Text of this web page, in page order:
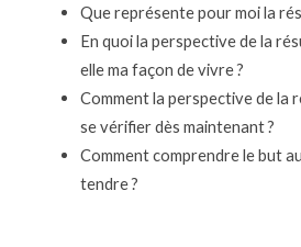
Que représente pour moi la
En quoi la perspective de la
elle ma façon de vivre ?
Comment la perspective de la
se vérifier dès maintenant ?
Comment comprendre le but
tendre ?